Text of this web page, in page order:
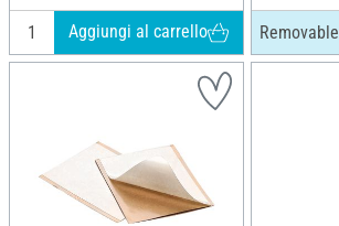
Aggiungi al carrello Removable